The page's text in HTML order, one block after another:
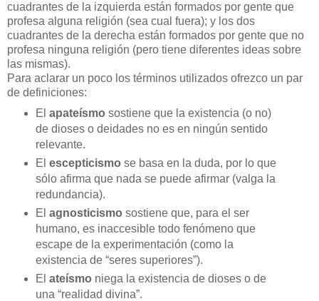
cuadrantes de la izquierda están formados por gente que
profesa alguna religión (sea cual fuera); y los dos
cuadrantes de la derecha están formados por gente que no
profesa ninguna religión (pero tiene diferentes ideas sobre
las mismas).
Para aclarar un poco los términos utilizados ofrezco un par
de definiciones:
El apateísmo sostiene que la existencia (o no)
de dioses o deidades no es en ningún sentido
relevante.
El escepticismo se basa en la duda, por lo que
sólo afirma que nada se puede afirmar (valga la
redundancia).
El agnosticismo sostiene que, para el ser
humano, es inaccesible todo fenómeno que
escape de la experimentación (como la
existencia de “seres superiores”).
El ateísmo niega la existencia de dioses o de
una “realidad divina”.